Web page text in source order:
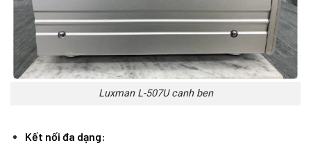
Luxman L-507U canh ben
Kết nối đa dạng: